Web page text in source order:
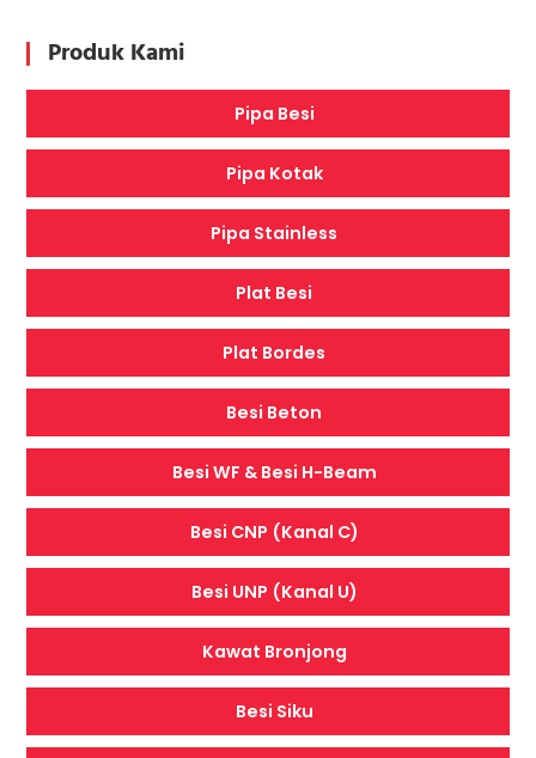
Produk Kami
Pipa Besi
Pipa Kotak
Pipa Stainless
Plat Besi
Plat Bordes
Besi Beton
Besi WF & Besi H-Beam
Besi CNP (Kanal C)
Besi UNP (Kanal U)
Kawat Bronjong
Besi Siku